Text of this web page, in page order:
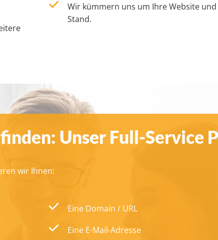
Wir kümmern uns um Ihre Website
Stand.
Unser Full-Service
wir Ihnen:
Eine Domain / URL
Eine E-Mail-Adresse